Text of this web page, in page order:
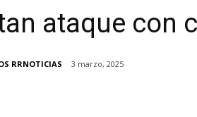
ataque con
RRNOTICIAS 3 marzo, 2025